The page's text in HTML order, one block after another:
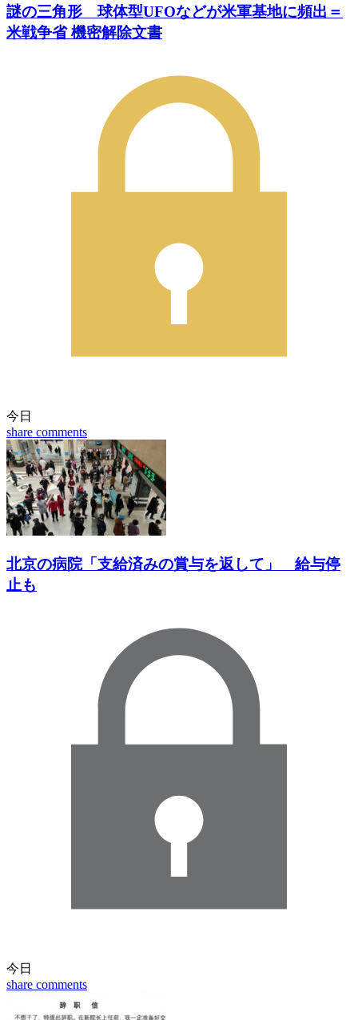
謎の三角形 球体型UFOなどが米軍基地に頻出＝
米戦争省 機密解除文書
今日
share comments
北京の病院「支給済みの賞与を返して」 給与停
止も
今日
share comments